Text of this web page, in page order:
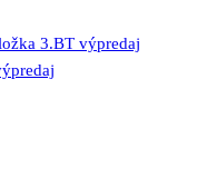
3.BT výpredaj